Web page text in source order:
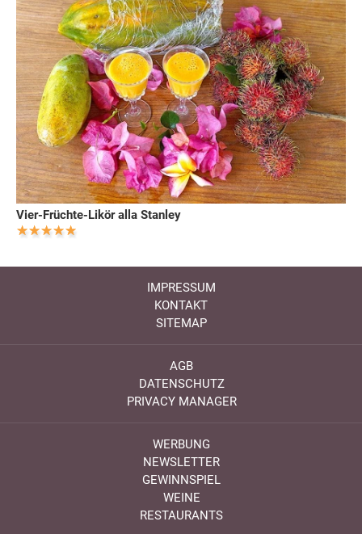
Vier-Früchte-Likör alla Stanley
IMPRESSUM
KONTAKT
SITEMAP
AGB
DATENSCHUTZ
PRIVACY MANAGER
WERBUNG
NEWSLETTER
GEWINNSPIEL
WEINE
RESTAURANTS